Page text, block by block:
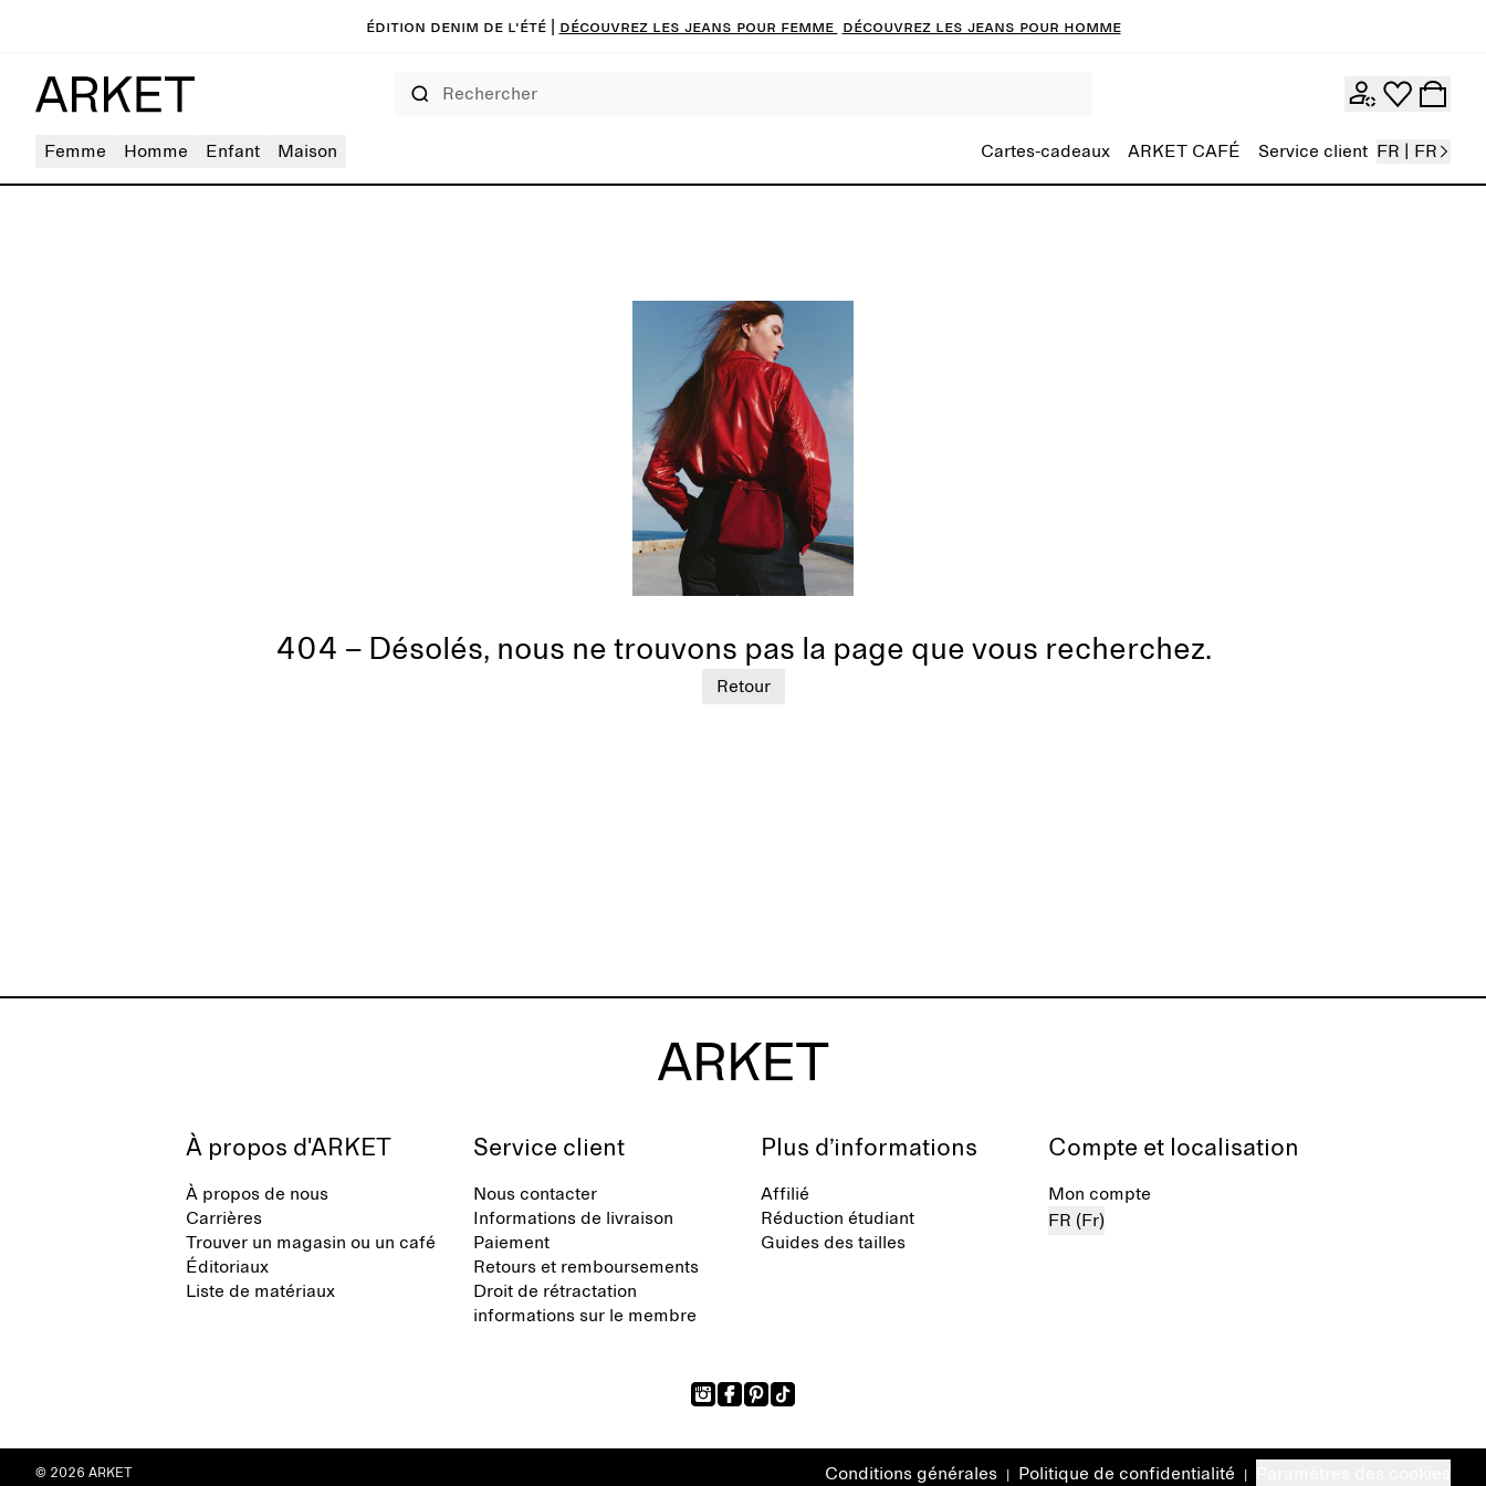
Édition denim de l'été | Découvrez les jeans pour femme Découvrez les jeans pour homme
Femme Homme Enfant Maison Cartes-cadeaux ARKET CAFÉ Service client FR | FR
404 – Désolés, nous ne trouvons pas la page que vous recherchez.
Retour
À propos d'ARKET
À propos de nous
Carrières
Trouver un magasin ou un café
Éditoriaux
Liste de matériaux
Service client
Nous contacter
Informations de livraison
Paiement
Retours et remboursements
Droit de rétractation
informations sur le membre
Plus d’informations
Affilié
Réduction étudiant
Guides des tailles
Compte et localisation
Mon compte
FR (Fr)
Conditions générales Politique de confidentialité
© 2026 ARKET